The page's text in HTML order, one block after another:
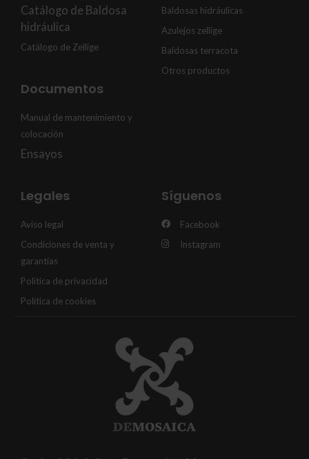
Catálogo de Baldosa
hidráulica
Catálogo de Zellige
Documentos
Manual de mantenimiento y
colocación
Ensayos
Baldosas hidráulicas
Azulejos zellige
Baldosas terracota
Otros productos
Legales
Aviso legal
Condiciones de venta y
garantías
Política de privacidad
Política de cookies
Síguenos
Facebook
Instagram